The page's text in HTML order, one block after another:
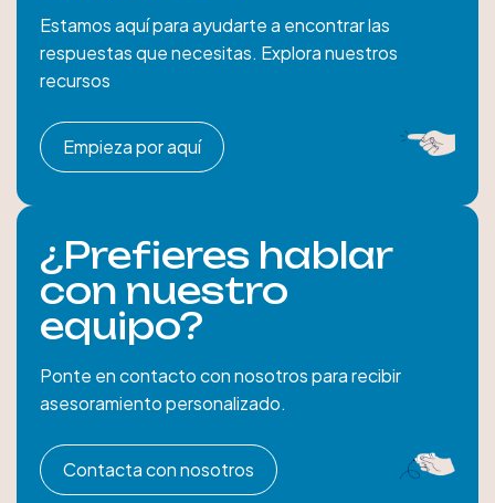
Estamos aquí para ayudarte a encontrar las
respuestas que necesitas. Explora nuestros
recursos
Empieza por aquí
¿Prefieres hablar
con nuestro
equipo?
Ponte en contacto con nosotros para recibir
asesoramiento personalizado.
Contacta con nosotros